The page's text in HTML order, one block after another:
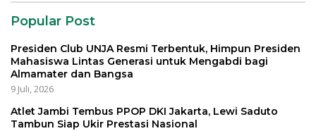
Popular Post
Presiden Club UNJA Resmi Terbentuk, Himpun Presiden
Mahasiswa Lintas Generasi untuk Mengabdi bagi
Almamater dan Bangsa
9 Juli, 2026
Atlet Jambi Tembus PPOP DKI Jakarta, Lewi Saduto
Tambun Siap Ukir Prestasi Nasional